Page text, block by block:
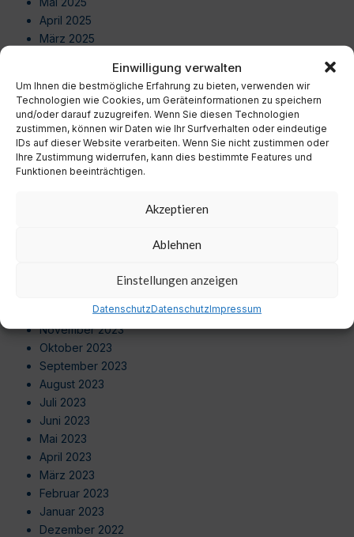
Einwilligung verwalten
Um Ihnen die bestmögliche Erfahrung zu bieten, verwenden wir
Technologien wie Cookies, um Geräteinformationen zu speichern
und/oder darauf zuzugreifen. Wenn Sie diesen Technologien
zustimmen, können wir Daten wie Ihr Surfverhalten oder eindeutige
IDs auf dieser Website verarbeiten. Wenn Sie nicht zustimmen oder
Ihre Zustimmung widerrufen, kann dies bestimmte Features und
Funktionen beeinträchtigen.
Akzeptieren
Ablehnen
Einstellungen anzeigen
DatenschutzDatenschutzImpressum
April 2025
März 2025
Dezember 2024
November 2024
Oktober 2024
September 2024
August 2024
Dezember 2023
November 2023
Oktober 2023
September 2023
August 2023
Juli 2023
Juni 2023
Mai 2023
April 2023
März 2023
Februar 2023
Januar 2023
Dezember 2022